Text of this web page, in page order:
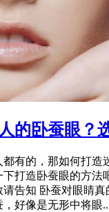
的卧蚕眼？
都有的，那如何打造
打造卧蚕眼的方法
告知 卧蚕对眼睛真
好像是无形中将眼